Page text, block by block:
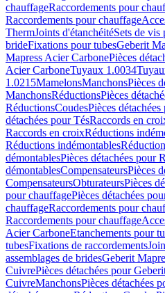
chauffageRaccordements pour
Raccordements pour chauffage
ThermJoints d'étanchéitéSets de vis
brideFixations pour tubesGeberit
Mapress Acier CarbonePièces
Acier CarboneTuyaux 1.0034
1.0215MamelonsManchonsPièces
ManchonsRéductionsPièces
RéductionsCoudesPièces
détachées pour TésRaccords en
Raccords en croixRéductions
Réductions indémontables
démontablesPièces détachées pour
démontablesCompensateursPièces
CompensateursObturateursPièces
pour chauffagePièces détachées
chauffageRaccordements pour
Raccordements pour chauffage
Acier CarboneEtanchements pour
tubesFixations de raccordements
assemblages de bridesGeberit
CuivrePièces détachées pour
CuivreManchonsPièces détachées